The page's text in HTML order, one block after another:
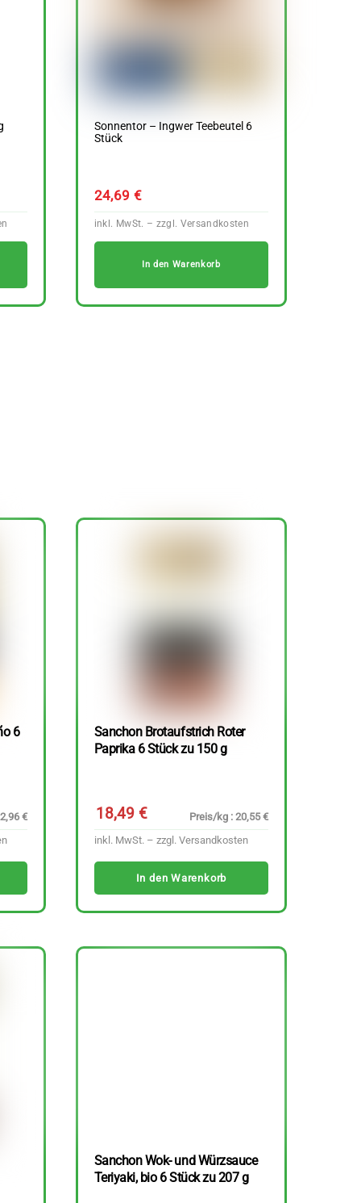
Sonnentor – Ingwer Teebeutel 6
Stück
24,69 €
In den Warenkorb
6
€
Sanchon Brotaufstrich Roter
Paprika 6 Stück zu 150 g
18,49€
Preis/kg : 20,55 €
inkl. MwSt. – zzgl. Versandkosten
In den Warenkorb
Sanchon Wok- und Würzsauce
Teriyaki, bio 6 Stück zu 207 g